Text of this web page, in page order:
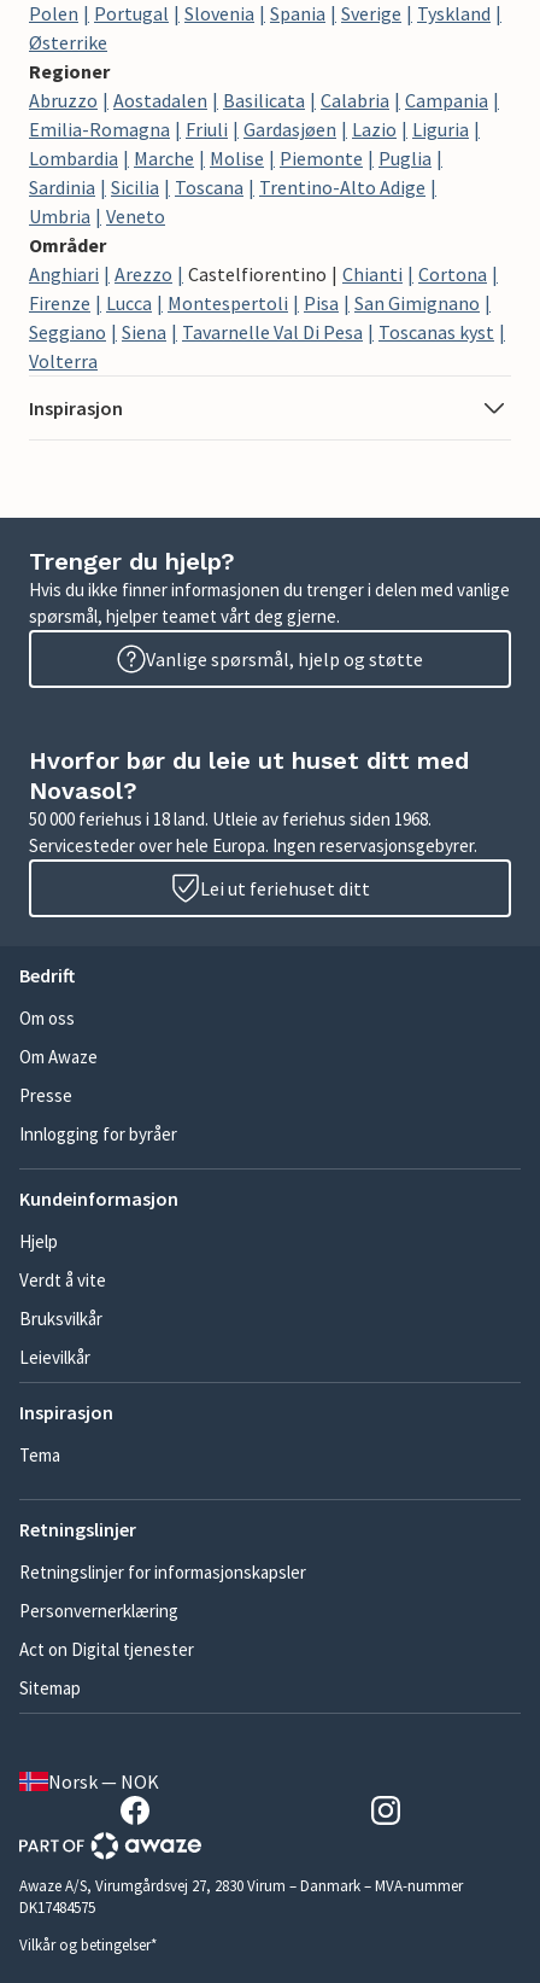
Polen
Portugal Slovenia Spania Sverige
Tyskland
Østerrike
Regioner
Abruzzo
Aostadalen Basilicata Calabria
Campania
Emilia-Romagna
Friuli Gardasjøen Lazio
Liguria
Lombardia
Marche Molise Piemonte
Puglia
Sardinia
Sicilia Toscana
Trentino-Alto Adige
Umbria
Veneto
Områder
Anghiari
Arezzo Castelfiorentino Chianti
Cortona
Firenze
Lucca Montespertoli Pisa
San Gimignano
Seggiano
Siena Tavarnelle Val Di Pesa
Toscanas kyst
Volterra
Inspirasjon
Trenger du hjelp?
Hvis du ikke finner informasjonen du trenger i delen med vanlige
spørsmål, hjelper teamet vårt deg gjerne.
Vanlige spørsmål, hjelp og støtte
Hvorfor bør du leie ut huset ditt med
Novasol?
50 000 feriehus i 18 land. Utleie av feriehus siden 1968.
Servicesteder over hele Europa. Ingen reservasjonsgebyrer.
Lei ut feriehuset ditt
Bedrift
Om oss
Om Awaze
Presse
Innlogging for byråer
Kundeinformasjon
Hjelp
Verdt å vite
Bruksvilkår
Leievilkår
Inspirasjon
Tema
Retningslinjer
Retningslinjer for informasjonskapsler
Personvernerklæring
Act on Digital tjenester
Sitemap
Norsk — NOK
Awaze A/S, Virumgårdsvej 27, 2830 Virum – Danmark – MVA-nummer
DK17484575
Vilkår og betingelser*